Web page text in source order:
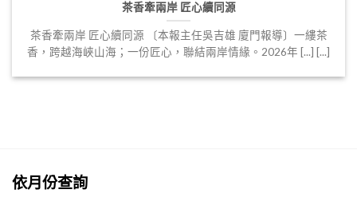
茶香牽兩岸 匠心續同源
茶香牽兩岸 匠心續同源 〔本報主任吳吉雄 廈門報導〕一縷茶
香，跨越海峽山海；一份匠心，聯結兩岸情緣。2026年 [...] [...]
依月份查詢